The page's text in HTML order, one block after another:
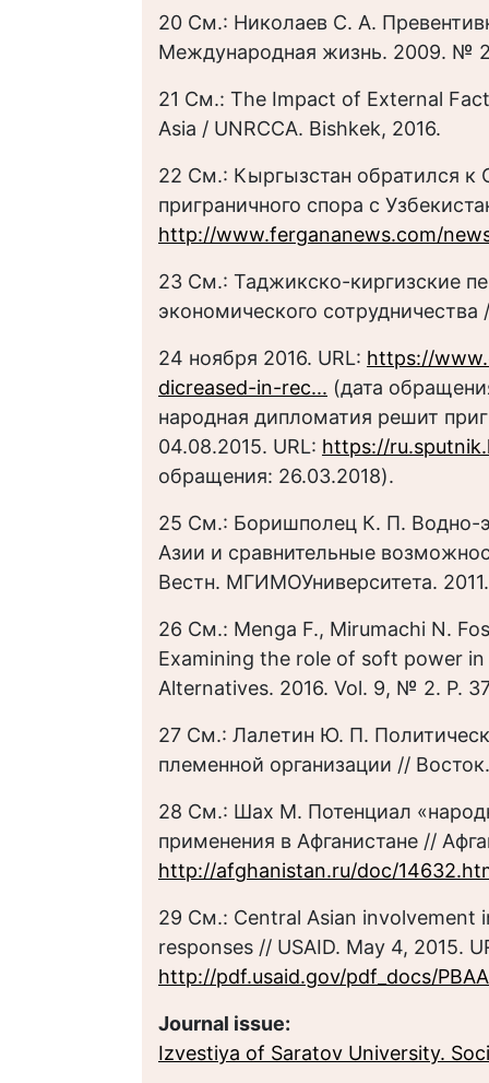
20 См.: Николаев С. А.
Международная жизнь. 2009. №
21 См.: The Impact of External
Asia / UNRCCA. Bishkek, 2016.
22 См.: Кыргызстан обратился
приграничного спора с
http://www.fergananews.com/
23 См.: Таджикско-киргизские
экономического
24 ноября 2016. URL: https://
dicreased-in-rec... (дата
народная дипломатия решит
04.08.2015. URL: https://
обращения: 26.03.2018).
25 См.: Боришполец К. П. Водно-
Азии и сравнительные
Вестн. МГИМОУниверситета.
26 См.: Menga F., Mirumachi N.
Examining the role of soft power
Alternatives. 2016. Vol. 9, № 2. P.
27 См.: Лалетин Ю. П.
племенной организации //
28 См.: Шах М. Потенциал
применения в Афганистане //
http://afghanistan.ru/doc/
29 См.: Central Asian involvement
responses // USAID. May 4, 2015.
http://pdf.usaid.gov/pdf_docs/
Journal issue:
Izvestiya of Saratov University.